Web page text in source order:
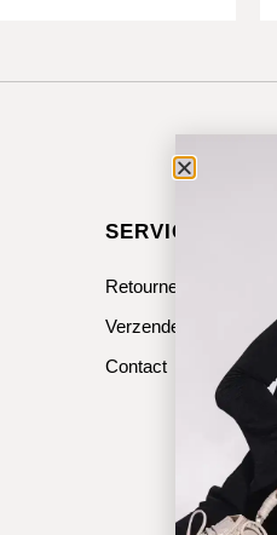
SERVICE &
Retourneren
Verzenden
Contact